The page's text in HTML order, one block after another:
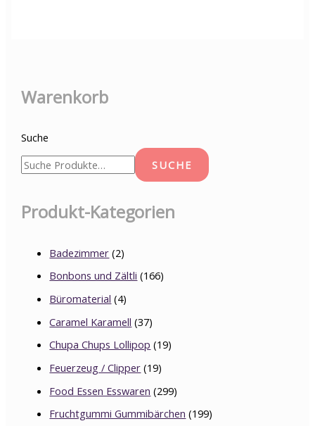
Warenkorb
Suche
SUCHE
Produkt-Kategorien
Badezimmer (2)
Bonbons und Zältli (166)
Büromaterial (4)
Caramel Karamell (37)
Chupa Chups Lollipop (19)
Feuerzeug / Clipper (19)
Food Essen Esswaren (299)
Fruchtgummi Gummibärchen (199)